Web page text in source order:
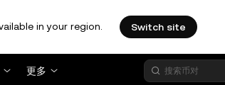
in your region. Switch site
更多